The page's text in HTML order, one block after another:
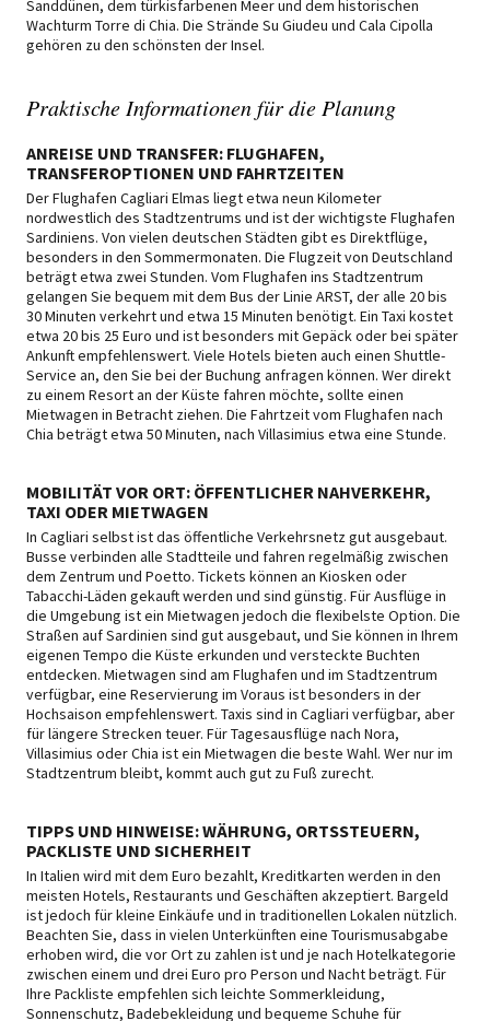
Sanddünen, dem türkisfarbenen Meer und dem historischen
Wachturm Torre di Chia. Die Strände Su Giudeu und Cala Cipolla
gehören zu den schönsten der Insel.
Praktische Informationen für die Planung
ANREISE UND TRANSFER: FLUGHAFEN,
TRANSFEROPTIONEN UND FAHRTZEITEN
Der Flughafen Cagliari Elmas liegt etwa neun Kilometer
nordwestlich des Stadtzentrums und ist der wichtigste Flughafen
Sardiniens. Von vielen deutschen Städten gibt es Direktflüge,
besonders in den Sommermonaten. Die Flugzeit von Deutschland
beträgt etwa zwei Stunden. Vom Flughafen ins Stadtzentrum
gelangen Sie bequem mit dem Bus der Linie ARST, der alle 20 bis
30 Minuten verkehrt und etwa 15 Minuten benötigt. Ein Taxi kostet
etwa 20 bis 25 Euro und ist besonders mit Gepäck oder bei später
Ankunft empfehlenswert. Viele Hotels bieten auch einen Shuttle-
Service an, den Sie bei der Buchung anfragen können. Wer direkt
zu einem Resort an der Küste fahren möchte, sollte einen
Mietwagen in Betracht ziehen. Die Fahrtzeit vom Flughafen nach
Chia beträgt etwa 50 Minuten, nach Villasimius etwa eine Stunde.
MOBILITÄT VOR ORT: ÖFFENTLICHER NAHVERKEHR,
TAXI ODER MIETWAGEN
In Cagliari selbst ist das öffentliche Verkehrsnetz gut ausgebaut.
Busse verbinden alle Stadtteile und fahren regelmäßig zwischen
dem Zentrum und Poetto. Tickets können an Kiosken oder
Tabacchi-Läden gekauft werden und sind günstig. Für Ausflüge in
die Umgebung ist ein Mietwagen jedoch die flexibelste Option. Die
Straßen auf Sardinien sind gut ausgebaut, und Sie können in Ihrem
eigenen Tempo die Küste erkunden und versteckte Buchten
entdecken. Mietwagen sind am Flughafen und im Stadtzentrum
verfügbar, eine Reservierung im Voraus ist besonders in der
Hochsaison empfehlenswert. Taxis sind in Cagliari verfügbar, aber
für längere Strecken teuer. Für Tagesausflüge nach Nora,
Villasimius oder Chia ist ein Mietwagen die beste Wahl. Wer nur im
Stadtzentrum bleibt, kommt auch gut zu Fuß zurecht.
TIPPS UND HINWEISE: WÄHRUNG, ORTSSTEUERN,
PACKLISTE UND SICHERHEIT
In Italien wird mit dem Euro bezahlt, Kreditkarten werden in den
meisten Hotels, Restaurants und Geschäften akzeptiert. Bargeld
ist jedoch für kleine Einkäufe und in traditionellen Lokalen nützlich.
Beachten Sie, dass in vielen Unterkünften eine Tourismusabgabe
erhoben wird, die vor Ort zu zahlen ist und je nach Hotelkategorie
zwischen einem und drei Euro pro Person und Nacht beträgt. Für
Ihre Packliste empfehlen sich leichte Sommerkleidung,
Sonnenschutz, Badebekleidung und bequeme Schuhe für